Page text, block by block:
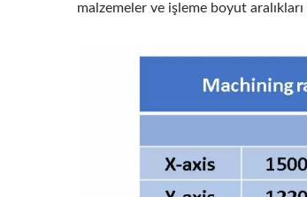
malzemeler ve işleme boyut aralıkları